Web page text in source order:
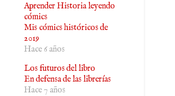
Aprender Historia leyendo
cómics
Mis cómics históricos de
2019
Hace 6 años
Los futuros del libro
En defensa de las librerías
Hace 7 años